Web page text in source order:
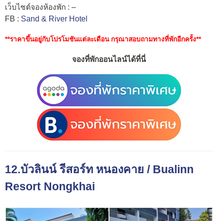
เว็บไซต์จองห้องพัก : –
FB : Sand & River Hotel
**ราคาขึ้นอยู่กับโปรโมชันแต่ละเดือน กรุณาสอบถามทางที่พักอีกครั้ง**
จองที่พักออนไลน์ได้ที่นี่
12.บัวลินน์ รีสอร์ท หนองคาย / Bualinn
Resort Nongkhai